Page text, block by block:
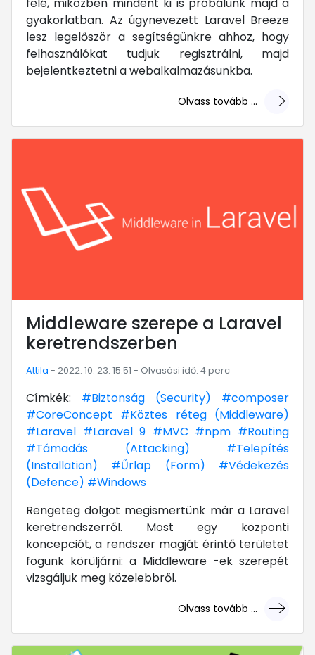
felé, miközben mindent ki is próbálunk majd a
gyakorlatban. Az úgynevezett Laravel Breeze
lesz legelőször a segítségünkre ahhoz, hogy
felhasználókat tudjuk regisztrálni, majd
bejelentkeztetni a webalkalmazásunkba.
Olvass tovább ...
... mert megéri!
Middleware szerepe a Laravel
keretrendszerben
Attila - 2022. 10. 23. 15:51 - Olvasási idő: 4 perc
Címkék: #Biztonság (Security)
#composer
#CoreConcept #Köztes réteg (Middleware)
#Laravel #Laravel 9 #MVC #npm #Routing
#Támadás (Attacking)
#Telepítés
(Installation)
#Űrlap (Form)
#Védekezés
(Defence) #Windows
Rengeteg dolgot megismertünk már a Laravel
keretrendszerről. Most egy központi
koncepciót, a rendszer magját érintő területet
fogunk körüljárni: a Middleware -ek szerepét
vizsgáljuk meg közelebbről.
Olvass tovább ...
... mert megéri!